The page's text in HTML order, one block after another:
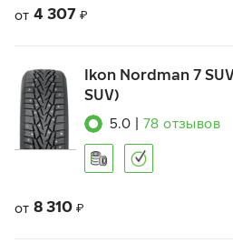
от 4 307 ₽
Ikon Nordman 7
SUV)
5.0 78 отзывов
от 8 310 ₽